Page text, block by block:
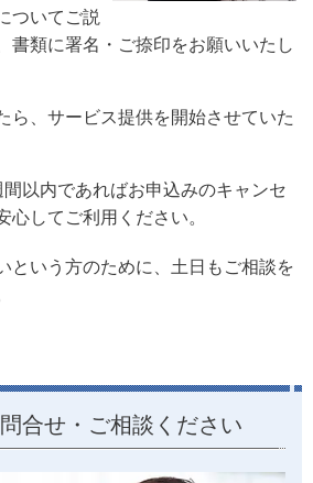
ついてご説
書類に署名・ご捺印をお願いいたし
ら、サービス提供を開始させていた
以内であればお申込みのキャンセ
心してご利用ください。
という方のために、土日もご相談を
合せ・ご相談ください